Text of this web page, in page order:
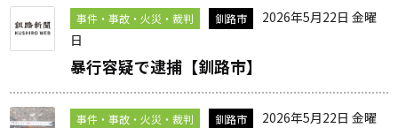
事件・事故・火災・裁判 釧路市
2026年5月22日 金曜
日
暴行容疑で逮捕【釧路市】
事件・事故・火災・裁判 釧路市
2026年5月22日 金曜